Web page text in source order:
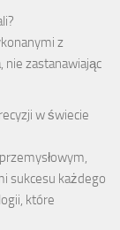
z
nie zastanawiając
w świecie
sukcesu każdego
które